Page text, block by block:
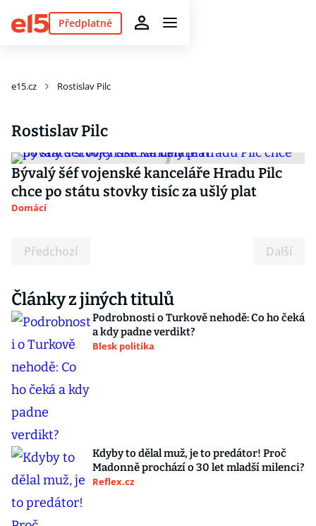
Předplatné
e15.cz Rostislav Pilc
Rostislav Pilc
Bývalý šéf vojenské kanceláře Hradu Pilc
chce po státu stovky tisíc za ušlý plat
Domácí
Předchozí Další
Články z jiných titulů
Podrobnosti o Turkově nehodě: Co ho čeká
a kdy padne verdikt?
Blesk politika
Kdyby to dělal muž, je to predátor! Proč
Madonně prochází o 30 let mladší milenci?
Reflex.cz